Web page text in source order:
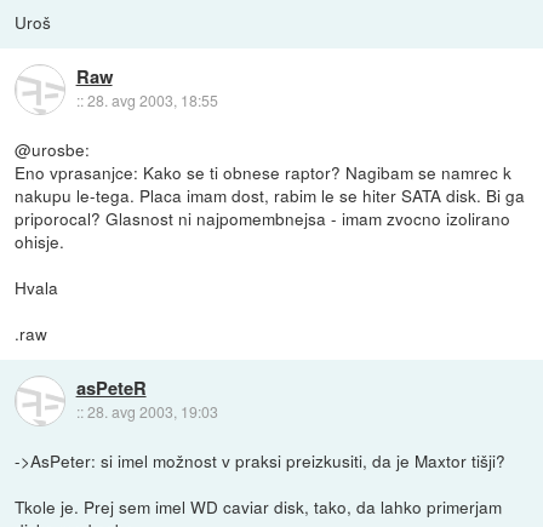
Uroš
Raw
::28. avg 2003, 18:55
@urosbe:
Eno vprasanjce: Kako se ti obnese raptor? Nagibam se namrec k
nakupu le-tega. Placa imam dost, rabim le se hiter SATA disk. Bi ga
priporocal? Glasnost ni najpomembnejsa - imam zvocno izolirano
ohisje.
Hvala
.raw
asPeteR
::28. avg 2003, 19:03
->AsPeter: si imel možnost v praksi preizkusiti, da je Maxtor tišji?
Tkole je. Prej sem imel WD caviar disk, tako, da lahko primerjam